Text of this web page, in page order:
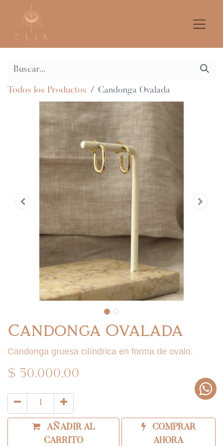
Todos los Productos Candonga Ovalada
Candonga Ovalada
Candonga gruesa cilíndrica en forma de ovalo.
$50.000,00
AÑADIR AL
CARRITO
COMPRAR
AHORA